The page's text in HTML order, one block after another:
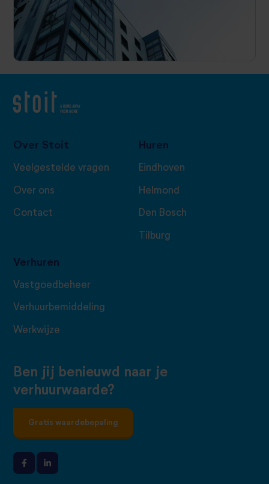
Over Stoit
Veelgestelde vragen
Over ons
Contact
Huren
Eindhoven
Helmond
Den Bosch
Tilburg
Verhuren
Vastgoedbeheer
Verhuurbemiddeling
Werkwijze
Ben jij benieuwd naar je
verhuurwaarde?
Gratis waardebepaling